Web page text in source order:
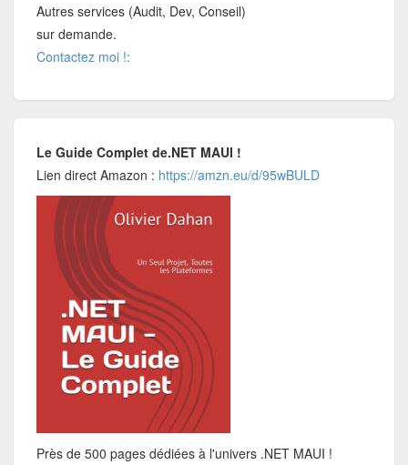
Autres services (Audit, Dev, Conseil)
sur demande.
Contactez moi !:
Le Guide Complet de.NET MAUI !
Lien direct Amazon : https://amzn.eu/d/95wBULD
Près de 500 pages dédiées à l'univers .NET MAUI !